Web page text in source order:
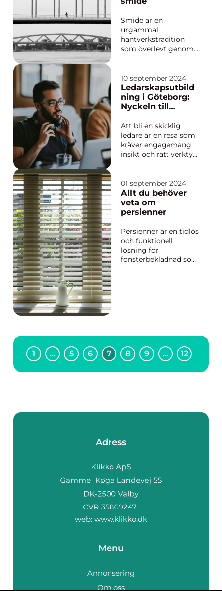
Smide är en
urgammal
hantverkstradition
som överlevt genom
tekniker och material
och fortsatt att vara
en viktig del av både
funktionella och
en värld där mass...
10 september 2024
Ledarskapsutbild
ning i Göteborg:
Nyckeln till
ledarskap
Att bli en skicklig
ledare är en resa som
kräver engagemang,
insikt och rätt verktyg
kommer med
ansvarsfulla
positioner.
Framgångsrika
organisationer är i
ständigt...
01 september 2024
Allt du behöver
veta om
persienner
Persienner är en tidlös
och funktionell
lösning för
fönsterbeklädnad som
1 … 5 6 7 8 9 … 12
Adress
web: www.klikko.dk
Menu
Annonsering
Om oss